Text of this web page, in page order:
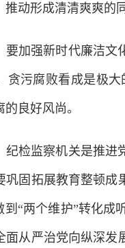
推动形成清清爽爽的
强新时代廉洁文化
贪污腐败看成是极
良好风尚。
监察机关是推进党
巩固拓展教育整顿成
到“两个维护”转化
面从严治党向纵深发